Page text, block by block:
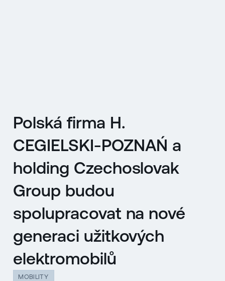
Polská firma H.
CEGIELSKI-POZNAŃ a
holding Czechoslovak
Group budou
spolupracovat na nové
generaci užitkových
elektromobilů
MOBILITY